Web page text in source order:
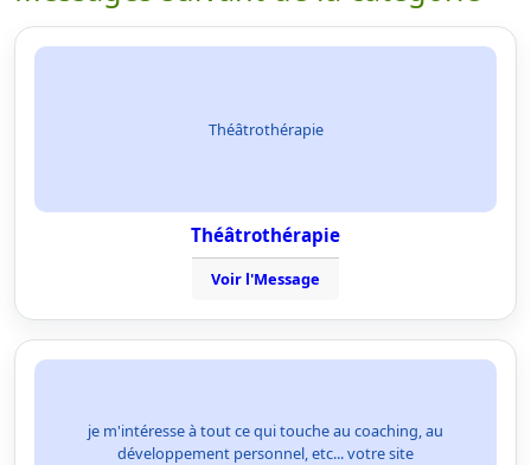
Théâtrothérapie
Théâtrothérapie
Voir l'Message
je m'intéresse à tout ce qui touche au coaching, au
développement personnel, etc... votre site